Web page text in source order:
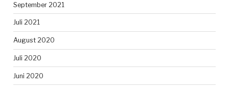
September 2021
Juli 2021
August 2020
Juli 2020
Juni 2020